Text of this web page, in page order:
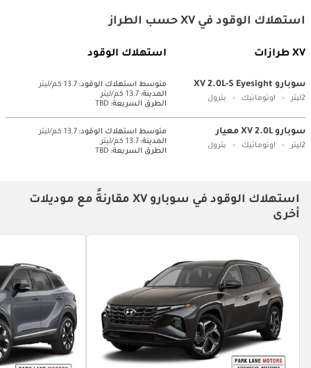
استهلاك الوقود في XV حسب الطراز
XV طرازات استهلاك الوقود
سوبارو XV 2.0L-S Eyesight
2ليتر اوتوماتيك بترول
متوسط ​​استهلاك الوقود:13.7 كم/ليتر
المدينة:13.7 كم/ليتر
الطرق السريعة: TBD
سوبارو XV 2.0L معيار
2ليتر اوتوماتيك بترول
متوسط ​​استهلاك الوقود:13.7 كم/ليتر
المدينة:13.7 كم/ليتر
الطرق السريعة: TBD
استهلاك الوقود في سوبارو XV مقارنةً مع موديلات
أخرى